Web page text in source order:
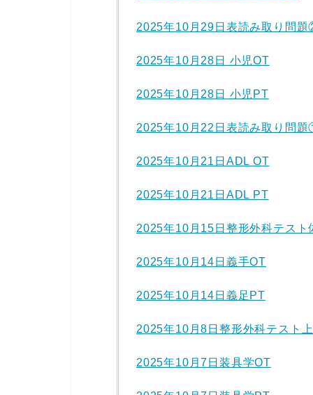
2025年10月29日表読み取り問
2025年10月28日 小児OT
2025年10月28日 小児PT
2025年10月22日表読み取り問
2025年10月21日ADL OT
2025年10月21日ADL PT
2025年10月15日整形外科テスト
2025年10月14日義手OT
2025年10月14日義足PT
2025年10月8日整形外科テスト
2025年10月7日装具学OT